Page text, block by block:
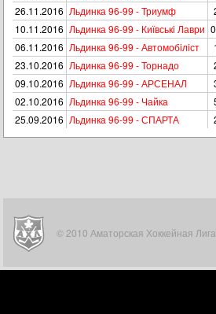
26.11.2016 Льдинка 96-99 - Триумф
10.11.2016 Льдинка 96-99 - Київськi Лаври
06.11.2016 Льдинка 96-99 - Автомобiлiст
23.10.2016 Льдинка 96-99 - Торнадо
09.10.2016 Льдинка 96-99 - АРСЕНАЛ
02.10.2016 Льдинка 96-99 - Чайка
25.09.2016 Льдинка 96-99 - СПАРТА
© 2010 Аматорская Хоккейная